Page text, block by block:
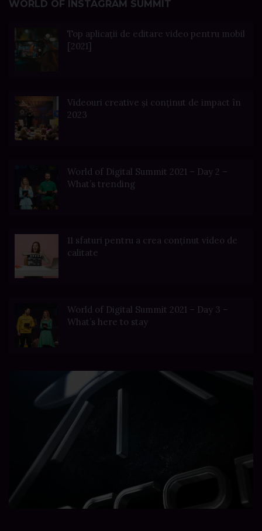
WORLD OF INSTAGRAM SUMMIT
Top aplicații de editare video pentru mobil
[2021]
Videouri creative și conținut de impact în
2023
World of Digital Summit 2021 – Day 2 –
What’s trending
11 sfaturi pentru a crea conținut video de
calitate
World of Digital Summit 2021 – Day 3 –
What’s here to stay